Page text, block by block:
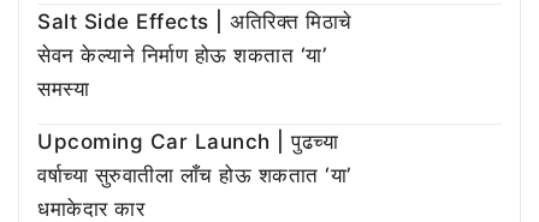
Salt Side Effects | अतिरिक्त मिठाचे
सेवन केल्याने निर्माण होऊ शकतात ‘या’
समस्या
Upcoming Car Launch | पुढच्या
वर्षाच्या सुरुवातीला लाँच होऊ शकतात ‘या’
धमाकेदार कार